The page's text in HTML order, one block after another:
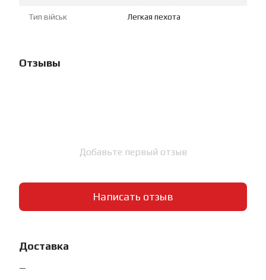
Тип військ Легкая пехота
Отзывы
Добавьте первый отзыв
Написать отзыв
Доставка